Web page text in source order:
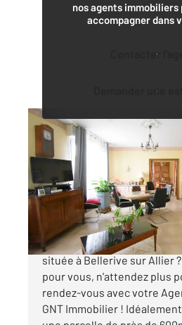
nos agents immobiliers
accompagner dans
Contacter
Demander une
BELLERIVE SUR ALLIER 03
200 m2
, 7 pièces
Ref : 535
Maison à vendre
350 000 €
Vous recherchez une
située à Bellerive sur Allier
pour vous, n'attendez plus
rendez-vous avec votre
GNT Immobilier !